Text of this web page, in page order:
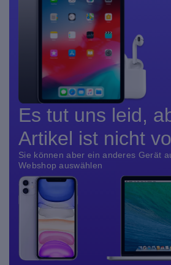
Es tut uns leid,
Artikel ist nicht
Sie können aber ein anderes Gerät
Webshop auswählen